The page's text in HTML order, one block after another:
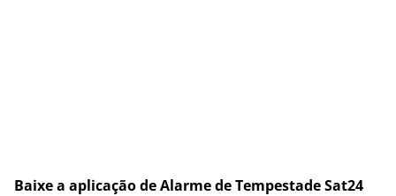
Baixe a aplicação de Alarme de Tempestade Sat24